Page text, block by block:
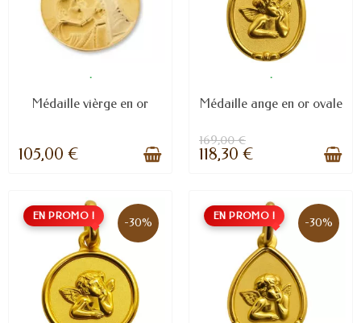
.
Médaille vièrge en or
105,00 €
.
Médaille ange en or ovale
169,00 €
118,30 €
EN PROMO ! -30% EN PROMO ! -30%